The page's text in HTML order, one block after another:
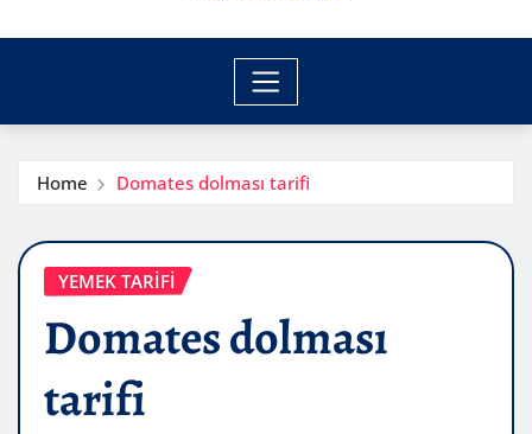
Home Domates dolması tarifi
YEMEK TARIFI
Domates dolması
tarifi